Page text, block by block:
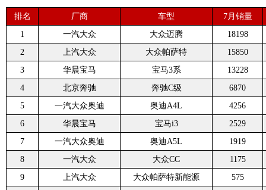
排名 厂商 车型
7月销量
1
一汽大众 大众迈腾
18198
2
上汽大众 大众帕萨特
15850
3
华晨宝马 宝马3系
13228
4
北京奔驰 奔驰C级
6870
5
一汽大众奥迪 奥迪A4L
4256
6
华晨宝马 宝马i3
2529
7
一汽大众奥迪 奥迪A5L
1919
8
一汽大众 大众CC
1175
9
上汽大众 大众帕萨特新能源
575